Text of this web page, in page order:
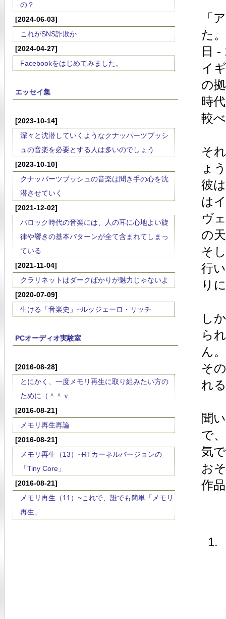
の？
[2024-06-03]
これがSNS詐欺か
[2024-04-27]
Facebookをはじめてみました。
エッセイ集
[2023-10-14]
深々と沈潜していくようなクナッパーツブッシ
ュの音楽を必要とする人は多いのでしょう
[2023-10-10]
クナッパーツブッシュの音楽は聞き手の心を沈
潜させていく
[2021-12-02]
バロック時代の音楽には、人の耳に心地よい旋
律や響きの基本パターンが全て含まれてしまっ
ている
[2021-11-04]
クラリネットはダークばかりが魅力じゃないよ
[2020-07-09]
生ける「音楽史」~ルッジェーロ・リッチ
PCオーディオ実験室
[2016-08-28]
とにかく、一度メモリ再生に取り組みたい方の
ために（＾＾ｖ
[2016-08-21]
メモリ再生再論
[2016-08-21]
メモリ再生（13）~RTカーネルバージョンの
「Tiny Core」
[2016-08-21]
メモリ再生（11）~これで、誰でも簡単「メモリ
再生」
「
た
日 -
イ
の
時
較
そ
ょ
彼
は
ヴ
の
そ
行
り
し
ら
ん。
そ
れ
聞
で
気
お
作